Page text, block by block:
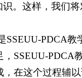
。这样，我们
SSEUU-PDCA教
SSEUU-PDCA
在这个过程辅